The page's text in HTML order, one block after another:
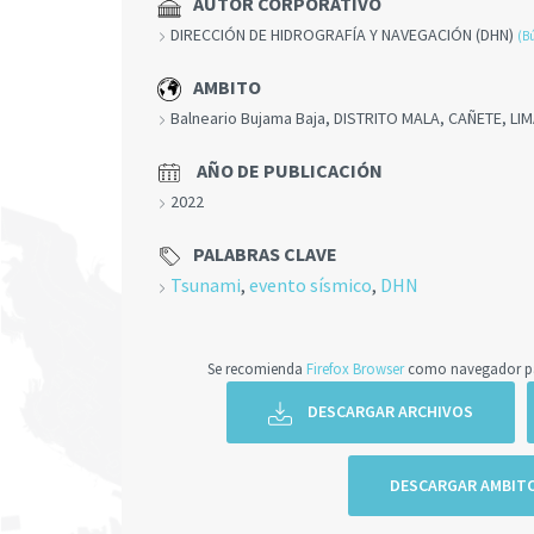
DIRECCIÓN DE HIDROGRAFÍA Y NAVEGACIÓN (DHN)
AMBITO
Balneario Bujama Baja, DISTRITO MALA, CAÑETE,
AÑO DE PUBLICACIÓN
2022
PALABRAS CLAVE
Tsunami, evento sísmico, DHN
Se recomienda Firefox Browsercomo navegador
DESCARGAR ARCHIVOS
DESCARGAR